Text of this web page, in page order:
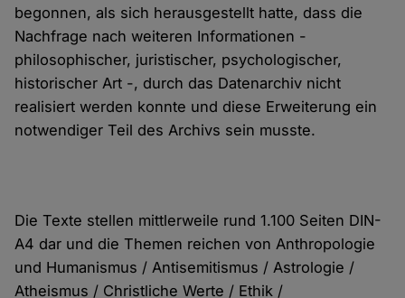
begonnen, als sich herausgestellt hatte, dass die
Nachfrage nach weiteren Informationen -
philosophischer, juristischer, psychologischer,
historischer Art -, durch das Datenarchiv nicht
realisiert werden konnte und diese Erweiterung ein
notwendiger Teil des Archivs sein musste.
Die Texte stellen mittlerweile rund 1.100 Seiten DIN-
A4 dar und die Themen reichen von Anthropologie
und Humanismus / Antisemitismus / Astrologie /
Atheismus / Christliche Werte / Ethik /